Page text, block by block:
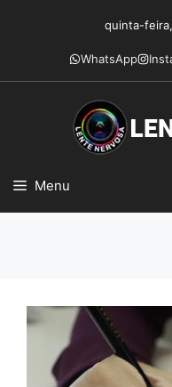
conteúdo
quinta-
WhatsApp
Menu